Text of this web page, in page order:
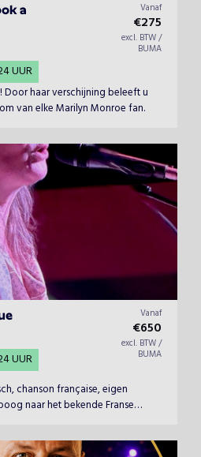
a
UUR
Vanaf
€275
excl. BTW /
BUMA
haar verschijning beleeft u
van elke Marilyn Monroe fan.
UUR
Vanaf
€650
excl. BTW /
BUMA
chanson française, eigen
naar het bekende Franse